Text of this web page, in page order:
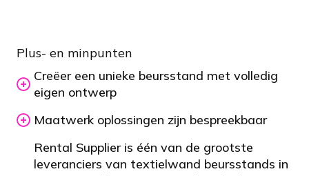
Plus- en minpunten
Creëer een unieke beursstand met volledig
eigen ontwerp
Maatwerk oplossingen zijn bespreekbaar
Rental Supplier is één van de grootste
leveranciers van textielwand beursstands in